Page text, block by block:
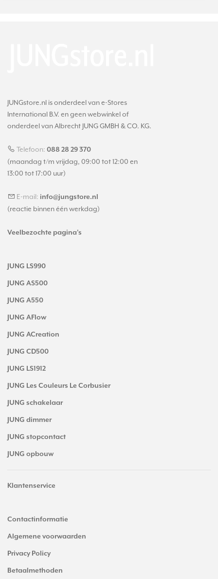
JUNGstore.nl is onderdeel van e-Stores
International B.V. en geen webwinkel of
onderdeel van Albrecht JUNG GMBH & CO. KG.
Telefoon: 088 28 29 370
(maandag t/m vrijdag, 09:00 tot 12:00 en
13:00 tot 17:00 uur)
E-mail: info@jungstore.nl
(reactie binnen één werkdag)
Veelbezochte pagina's
JUNG LS990
JUNG AS500
JUNG A550
JUNG AFlow
JUNG ACreation
JUNG CD500
JUNG LS1912
JUNG Les Couleurs Le Corbusier
JUNG schakelaar
JUNG dimmer
JUNG stopcontact
JUNG opbouw
Klantenservice
Contactinformatie
Algemene voorwaarden
Privacy Policy
Betaalmethoden